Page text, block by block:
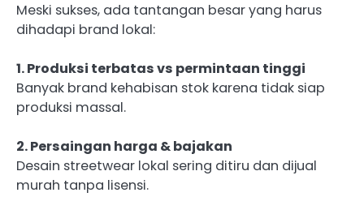
Meski sukses, ada tantangan besar yang harus
dihadapi brand lokal:
1. Produksi terbatas vs permintaan tinggi
Banyak brand kehabisan stok karena tidak siap
produksi massal.
2. Persaingan harga & bajakan
Desain streetwear lokal sering ditiru dan dijual
murah tanpa lisensi.